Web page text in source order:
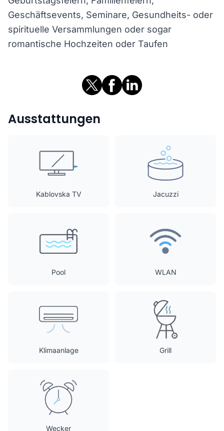
Geschäftsevents, Seminare, Gesundheits- oder
spirituelle Versammlungen oder sogar
romantische Hochzeiten oder Taufen
Ausstattungen
Kablovska TV Jacuzzi
Pool WLAN
Klimaanlage Grill
Wecker